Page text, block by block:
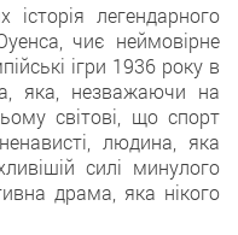
легендарного
чиє неймовірне
ігри 1936 року в
яка, незважаючи на
світові, що спорт
людина, яка
силі минулого
драма, яка нікого